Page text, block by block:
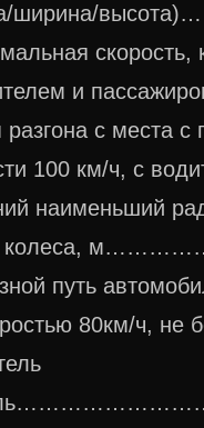
ширина/
скорость,
и
с места
100 км/ч, с
наименьший
колеса,
путь
80км/